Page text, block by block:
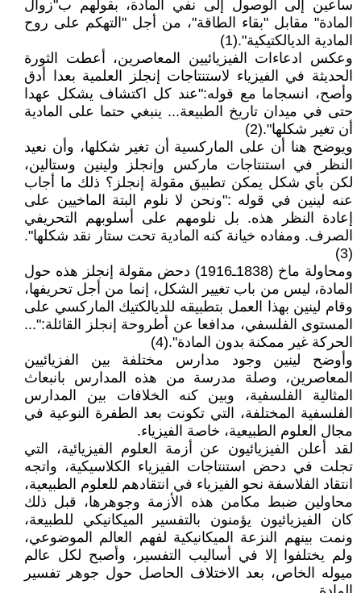
ساعين إلى الوصول إلى نفي المادة، بقولهم ب"زوال
المادة" مقابل "بقاء الطاقة"، من أجل "التهكم على روح
المادية الديالكتيكية".(1)
وعكس ادعاءات الفيزيائيين المعاصرين، أعطت الثورة
الحديثة في الفيزياء لاستنتاجات إنجلز العلمية بعدا أدق
وأصح، انسجاما مع قوله:"عند كل اكتشاف يشكل عهدا
حتى في ميدان تاريخ الطبيعة... ينبغي حتما على المادية
أن تغير شكلها".(2)
ويوضح هنا أن على الماركسية أن تغير شكلها، وأن نعيد
النظر في استنتاجات ماركس وإنجلز ولينين وستالين،
لكن بأي شكل يمكن تطبيق مقولة إنجلز؟ ذلك ما أجاب
عنه لينين في قوله :"ونحن لا نلوم البتة الماخيين على
إعادة النظر هذه. بل نلومهم على أسلوبهم التحريفي
الصرف. ومفاده خيانة كنه المادية تحت ستار نقد شكلها".
(3)
ومحاولة ماخ (1838ـ1916) دحض مقولة إنجلز هذه حول
المادة، ليس من باب تغيير الشكل، إنما من أجل تحريفها،
وقام لينين بهذا العمل بتطبيقه للديالكتيك الماركسي على
المستوى الفلسفي، مدافعا عن أطروحة إنجلز القائلة:"...
الحركة غير ممكنة بدون المادة".(4)
وأوضح لينين وجود مدارس مختلفة بين الفزيائيين
المعاصرين، وصلة مدرسة من هذه المدارس بانبعاث
المثالية الفلسفية، وبين كنه الخلافات بين المدارس
الفلسفية المختلفة، التي تكونت بعد الطفرة النوعية في
مجال العلوم الطبيعية، خاصة الفيزياء.
لقد أعلن الفيزيائيون عن أزمة العلوم الفيزيائية، التي
تجلت في دحض استنتاجات الفيزياء الكلاسيكية، واتجه
انتقاد الفلاسفة نحو الفيزياء في انتقادهم للعلوم الطبيعية،
محاولين ضبط مكامن هذه الأزمة وجوهرها، قبل ذلك
كان الفيزيائيون يؤمنون بالتفسير الميكانيكي للطبيعة،
ونمت بينهم النزعة الميكانيكية لفهم العالم الموضوعي،
ولم يختلفوا إلا في أساليب التفسير، وأصبح لكل عالم
ميوله الخاص، بعد الاختلاف الحاصل حول جوهر تفسير